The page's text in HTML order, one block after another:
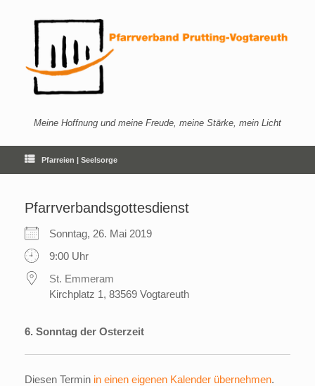
Meine Hoffnung und meine Freude, meine Stärke, mein Licht
Pfarreien | Seelsorge
Pfarrverbandsgottesdienst
Sonntag, 26. Mai 2019
9:00 Uhr
St. Emmeram
Kirchplatz 1, 83569 Vogtareuth
6. Sonntag der Osterzeit
Diesen Termin in einen eigenen Kalender übernehmen.